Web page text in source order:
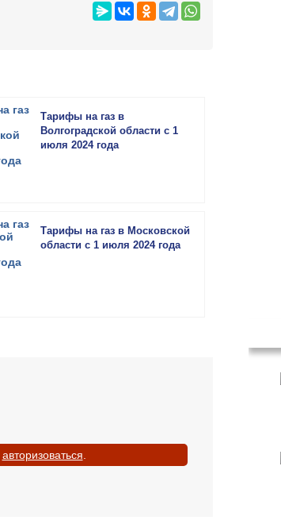
Тарифы на газ в
Волгоградской области с 1
июля 2024 года
Тарифы на газ в Московской
области с 1 июля 2024 года
авторизоваться